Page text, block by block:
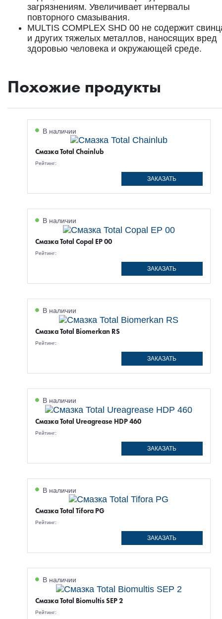
загрязнениям. Увеличивает интервалы
повторного смазывания.
MULTIS COMPLEX SHD 00 не содержит
и других тяжелых металлов, наносящих вред
здоровью человека и окружающей среде.
Похожие продукты
В наличии
Смазка Total Chainlub
Рейтинг:
ЗАКАЗАТЬ
В наличии
Смазка Total Copal EP 00
Рейтинг:
ЗАКАЗАТЬ
В наличии
Смазка Total Biomerkan RS
Рейтинг:
ЗАКАЗАТЬ
В наличии
Смазка Total Ureagrease HDP 460
Рейтинг:
ЗАКАЗАТЬ
В наличии
Смазка Total Tifora PG
Рейтинг:
ЗАКАЗАТЬ
В наличии
Смазка Total Biomultis SEP 2
Рейтинг: